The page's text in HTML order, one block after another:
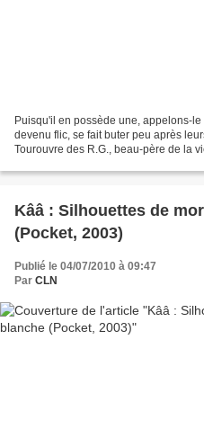
Puisqu'il en possède une, appelons-
devenu flic, se fait buter peu après
Tourouvre des R.G., beau-père de la
Kââ : Silhouettes de
(Pocket, 2003)
Publié le 04/07/2010 à 09:47
Par CLN